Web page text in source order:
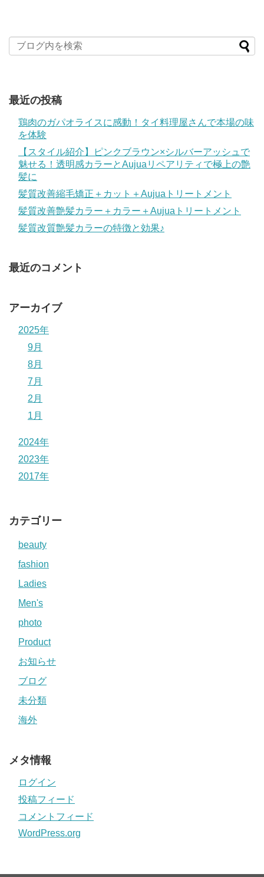
最近の投稿
鶏肉のガパオライスに感動！タイ料理屋さんで本場の味
を体験
【スタイル紹介】ピンクブラウン×シルバーアッシュで
魅せる！透明感カラーとAujuaリペアリティで極上の艶
髪に
髪質改善縮毛矯正＋カット＋Aujuaトリートメント
髪質改善艶髪カラー＋カラー＋Aujuaトリートメント
髪質改質艶髪カラーの特徴と効果♪
最近のコメント
アーカイブ
2025年
9月
8月
7月
2月
1月
2024年
2023年
2017年
カテゴリー
beauty
fashion
Ladies
Men's
photo
Product
お知らせ
ブログ
未分類
海外
メタ情報
ログイン
投稿フィード
コメントフィード
WordPress.org